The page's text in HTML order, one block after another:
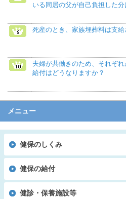
いる同居の父が自己負担した
死産のとき、家族埋葬料は支給
夫婦が共働きのため、それぞ
給付はどうなりますか？
メニュー
健保のしくみ
健保の給付
健診・保養施設等